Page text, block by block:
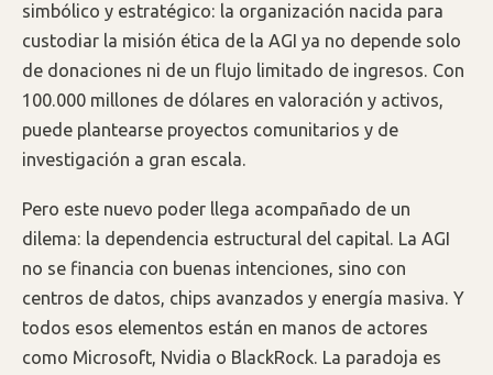
simbólico y estratégico: la organización nacida para
custodiar la misión ética de la AGI ya no depende solo
de donaciones ni de un flujo limitado de ingresos. Con
100.000 millones de dólares en valoración y activos,
puede plantearse proyectos comunitarios y de
investigación a gran escala.
Pero este nuevo poder llega acompañado de un
dilema: la dependencia estructural del capital. La AGI
no se financia con buenas intenciones, sino con
centros de datos, chips avanzados y energía masiva. Y
todos esos elementos están en manos de actores
como Microsoft, Nvidia o BlackRock. La paradoja es